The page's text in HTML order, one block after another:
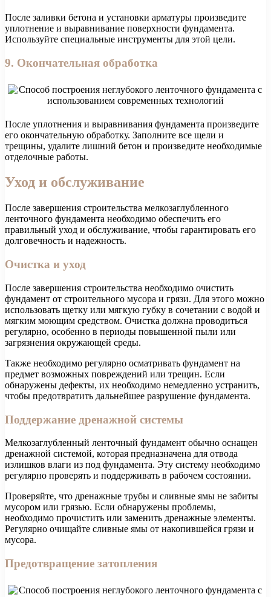
После заливки бетона и установки арматуры произведите
уплотнение и выравнивание поверхности фундамента.
Используйте специальные инструменты для этой цели.
9. Окончательная обработка
После уплотнения и выравнивания фундамента произведите
его окончательную обработку. Заполните все щели и
трещины, удалите лишний бетон и произведите необходимые
отделочные работы.
Уход и обслуживание
После завершения строительства мелкозаглубленного
ленточного фундамента необходимо обеспечить его
правильный уход и обслуживание, чтобы гарантировать его
долговечность и надежность.
Очистка и уход
После завершения строительства необходимо очистить
фундамент от строительного мусора и грязи. Для этого можно
использовать щетку или мягкую губку в сочетании с водой и
мягким моющим средством. Очистка должна проводиться
регулярно, особенно в периоды повышенной пыли или
загрязнения окружающей среды.
Также необходимо регулярно осматривать фундамент на
предмет возможных повреждений или трещин. Если
обнаружены дефекты, их необходимо немедленно устранить,
чтобы предотвратить дальнейшее разрушение фундамента.
Поддержание дренажной системы
Мелкозаглубленный ленточный фундамент обычно оснащен
дренажной системой, которая предназначена для отвода
излишков влаги из под фундамента. Эту систему необходимо
регулярно проверять и поддерживать в рабочем состоянии.
Проверяйте, что дренажные трубы и сливные ямы не забиты
мусором или грязью. Если обнаружены проблемы,
необходимо прочистить или заменить дренажные элементы.
Регулярно очищайте сливные ямы от накопившейся грязи и
мусора.
Предотвращение затопления